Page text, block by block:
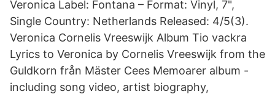
Veronica Label: Fontana – Format: Vinyl, 7",
Single Country: Netherlands Released: 4/5(3).
Veronica Cornelis Vreeswijk Album Tio vackra
Lyrics to Veronica by Cornelis Vreeswijk from the
Guldkorn från Mäster Cees Memoarer album -
including song video, artist biography,